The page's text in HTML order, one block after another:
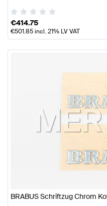
€414.75
€501.85incl. 21% LV VAT
BRABUS Schriftzug Chrom